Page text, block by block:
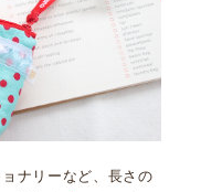
ナリーなど、長さの